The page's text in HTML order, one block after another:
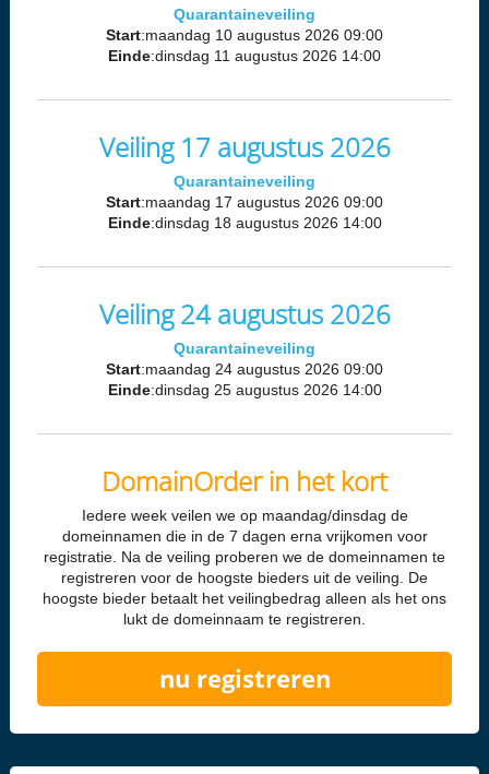
Quarantaineveiling
Start:maandag 10 augustus 2026 09:00
Einde:dinsdag 11 augustus 2026 14:00
Veiling 17 augustus 2026
Quarantaineveiling
Start:maandag 17 augustus 2026 09:00
Einde:dinsdag 18 augustus 2026 14:00
Veiling 24 augustus 2026
Quarantaineveiling
Start:maandag 24 augustus 2026 09:00
Einde:dinsdag 25 augustus 2026 14:00
DomainOrder in het kort
Iedere week veilen we op maandag/dinsdag de
domeinnamen die in de 7 dagen erna vrijkomen voor
registratie. Na de veiling proberen we de domeinnamen te
registreren voor de hoogste bieders uit de veiling. De
hoogste bieder betaalt het veilingbedrag alleen als het ons
lukt de domeinnaam te registreren.
nu registreren